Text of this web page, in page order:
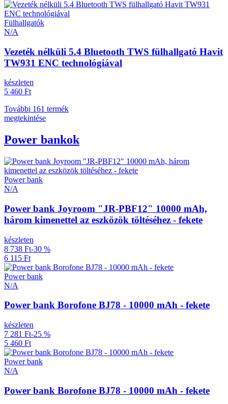
Fülhallgatók
N/A
Vezeték nélküli 5.4 Bluetooth TWS fülhallgató Havit
TW931 ENC technológiával
készleten
5 460 Ft
További 161 termék
megtekintése
Power bankok
Power bank
N/A
Power bank Joyroom "JR-PBF12" 10000 mAh,
három kimenettel az eszközök töltéséhez - fekete
készleten
8 738 Ft-30 %
6 115 Ft
Power bank
N/A
Power bank Borofone BJ78 - 10000 mAh - fekete
készleten
7 281 Ft-25 %
5 460 Ft
Power bank
N/A
Power bank Borofone BJ78 - 10000 mAh - fekete